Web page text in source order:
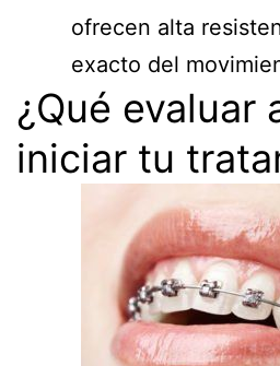
ofrecen alta
exacto del
¿Qué evaluar
iniciar tu